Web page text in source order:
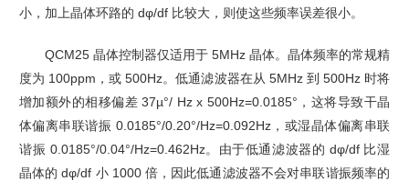
小，加上晶体环路的 dφ/df 比较大，则使这些频率误差很小。
QCM25 晶体控制器仅适用于 5MHz 晶体。晶体频率的常规精
度为 100ppm，或 500Hz。低通滤波器在从 5MHz 到 500Hz 时将
增加额外的相移偏差 37µ°/ Hz x 500Hz=0.0185°，这将导致干晶
体偏离串联谐振 0.0185°/0.20°/Hz=0.092Hz，或湿晶体偏离串联
谐振 0.0185°/0.04°/Hz=0.462Hz。由于低通滤波器的 dφ/df 比湿
晶体的 dφ/df 小 1000 倍，因此低通滤波器不会对串联谐振频率的